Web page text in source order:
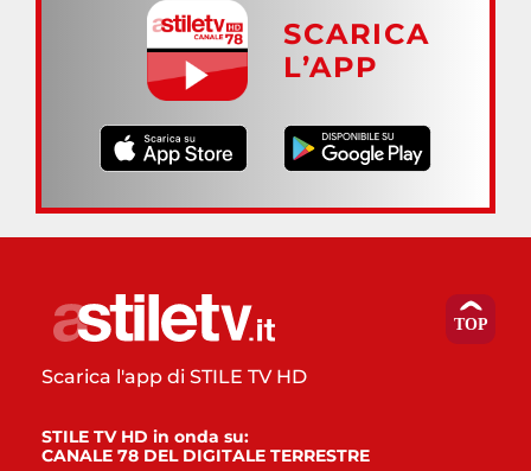
SCARICA
L’APP
Scarica l'app di STILE TV HD
STILE TV HD in onda su:
CANALE 78 DEL DIGITALE TERRESTRE